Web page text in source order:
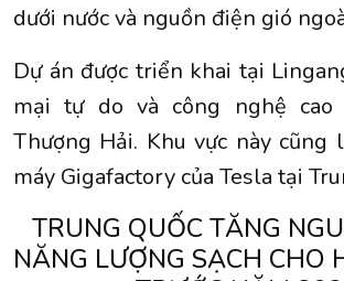
dưới nước và nguồn điện gió
Dự án được triển khai tại
mại tự do và công nghệ cao
Thượng Hải. Khu vực này cũng
máy Gigafactory của Tesla tại
TRUNG QUỐC TĂNG
NĂNG LƯỢNG SẠCH CHO